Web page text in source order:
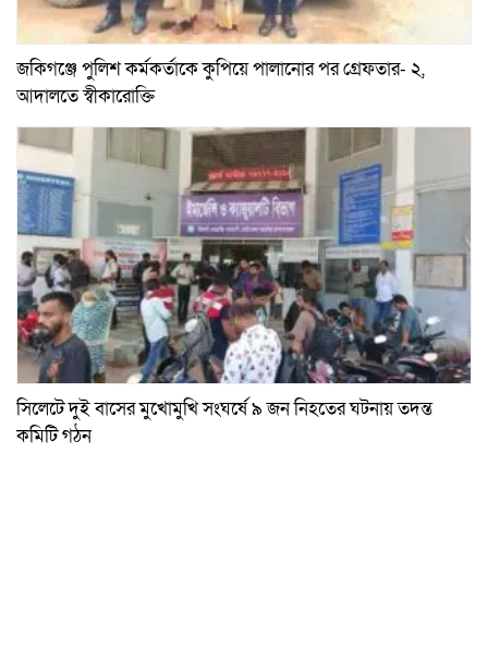
জকিগঞ্জে পুলিশ কর্মকর্তাকে কুপিয়ে পালানোর পর গ্রেফতার- ২,
আদালতে স্বীকারোক্তি
সিলেটে দুই বাসের মুখোমুখি সংঘর্ষে ৯ জন নিহতের ঘটনায় তদন্ত
কমিটি গঠন